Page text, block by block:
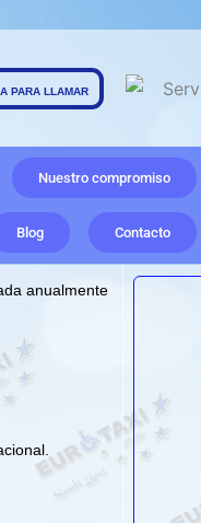
PARA LLAMAR
Nuestro compromiso
Blog Contacto
anualmente